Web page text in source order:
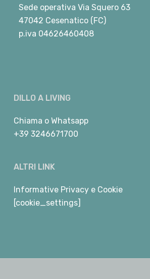
Sede operativa Via Squero 63
47042 Cesenatico (FC)
p.iva 04626460408
DILLO A LIVING
Chiama o Whatsapp
+39 3246671700
ALTRI LINK
Informative Privacy e Cookie
[cookie_settings]